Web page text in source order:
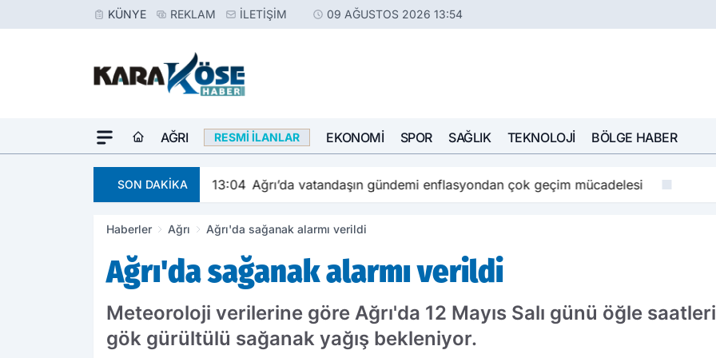
KÜNYE REKLAM İLETIŞIM 09 AĞUSTOS 2026 13:54
AĞRI RESMI İLANLAR EKONOMI SPOR SAĞLIK TEKNOLOJI BÖLGE HABER
SON DAKİKA 13:04 Ağrı’da vatandaşın gündemi enflasyondan çok geçim mücadelesi
Haberler Ağrı Ağrı'da sağanak alarmı verildi
Ağrı'da sağanak alarmı verildi
Meteoroloji verilerine göre Ağrı'da 12 Mayıs Salı günü öğle
gök gürültülü sağanak yağış bekleniyor.